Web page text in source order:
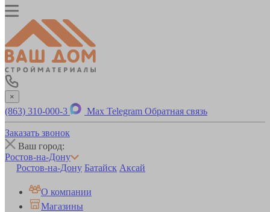
×
(863) 310-000-3 Max Telegram Обратная связь
Заказать звонок
Ваш город:
Ростов-на-Дону
Ростов-на-Дону Батайск Аксай
О компании
Магазины